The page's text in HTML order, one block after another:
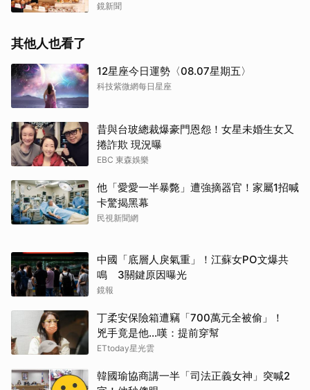
鏡新聞
其他人也看了
12星座今日運勢〈08.07星期五〉
科技紫微網每日星座
昔與台玻總裁爆豪門恩怨！女星未婚生女又
捲詐欺 現況曝
EBC 東森娛樂
他「愛愛一半暴斃」遭強摘器官！家屬1招喊
卡驚揭黑幕
民視新聞網
中國「底層人戾氣重」！江蘇女PO文爆共
鳴 3關鍵原因曝光
鏡報
丁柔安保險箱遭竊「700萬元全被偷」！
兇手竟是他...嘆：提前穿幫
ETtoday星光雲
韓國瑜協商講一半「司法正義女神」突喊2
取消